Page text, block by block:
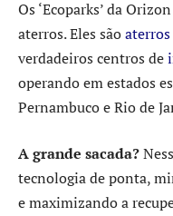
Os ‘Ecoparks’ da
aterros. Eles são
verdadeiros centros de
operando em estados
Pernambuco e Rio de
A grande sacada?
tecnologia de ponta,
e maximizando a